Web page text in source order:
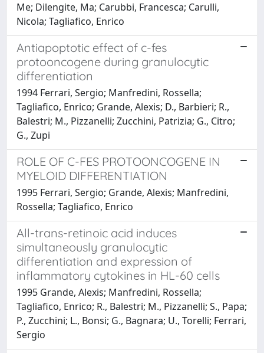
Me; Dilengite, Ma; Carubbi, Francesca; Carulli,
Nicola; Tagliafico, Enrico
Antiapoptotic effect of c-fes
protooncogene during granulocytic
differentiation
1994 Ferrari, Sergio; Manfredini, Rossella;
Tagliafico, Enrico; Grande, Alexis; D., Barbieri; R.,
Balestri; M., Pizzanelli; Zucchini, Patrizia; G., Citro;
G., Zupi
ROLE OF C-FES PROTOONCOGENE IN
MYELOID DIFFERENTIATION
1995 Ferrari, Sergio; Grande, Alexis; Manfredini,
Rossella; Tagliafico, Enrico
All-trans-retinoic acid induces
simultaneously granulocytic
differentiation and expression of
inflammatory cytokines in HL-60 cells
1995 Grande, Alexis; Manfredini, Rossella;
Tagliafico, Enrico; R., Balestri; M., Pizzanelli; S., Papa;
P., Zucchini; L., Bonsi; G., Bagnara; U., Torelli; Ferrari,
Sergio